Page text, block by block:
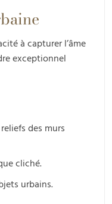
à capturer l’âme
exceptionnel
des murs
cliché.
urbains.